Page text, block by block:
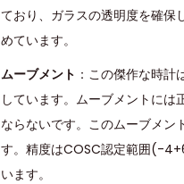
ており、ガラスの透明度を確保
めています。
ムーブメント ：この傑作な時
しています。ムーブメントに
ならないです。このムーブメ
す。精度はCOSC認定範囲(-
います。